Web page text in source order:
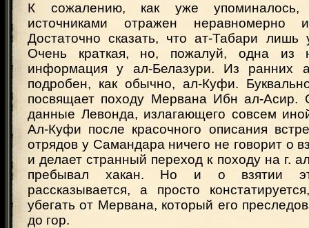
К сожалению, как уже упоминалось,
источниками отражен неравномерно
Достаточно сказать, что ат-Табари
Очень краткая, но, пожалуй, одна из
информация у ал-Белазури. Из ранних
подробен, как обычно, ал-Куфи.
посвящает походу Мервана Ибн ал-Асир.
данные Левонда, излагающего совсем
Ал-Куфи после красочного описания
отрядов у Самандара ничего не говорит о
и делает странный переход к походу на г.
пребывал хакан. Но и о взятии
рассказывается, а просто
убегать от Мервана, который его
до гор.